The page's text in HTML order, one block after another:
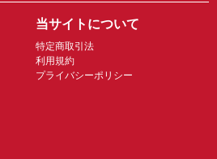
当サイトについて
特定商取引法
利用規約
プライバシーポリシー